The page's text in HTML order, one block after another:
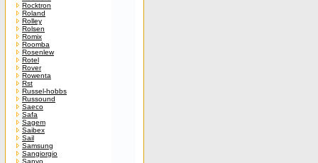
Rocktron
Roland
Rolley
Rolsen
Romix
Roomba
Rosenlew
Rotel
Rover
Rowenta
Rst
Russel-hobbs
Russound
Saeco
Safa
Sagem
Saibex
Sail
Samsung
Sangiorgio
Sanyo